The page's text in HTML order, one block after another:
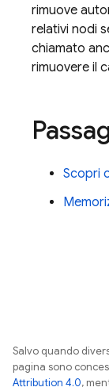
rimuove
relativi nodi
chiamato
rimuovere il
Scopri
Salvo quando
pagina sono
Attribution 4.0,